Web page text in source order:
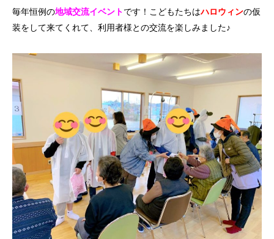
毎年恒例の地域交流イベント です！こどもたちはハロウィンの仮
装をして来てくれて、利用者様との交流を楽しみました♪